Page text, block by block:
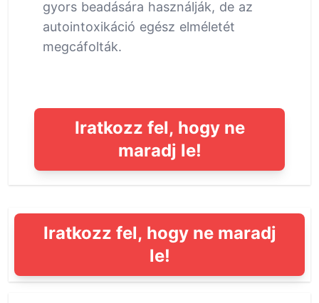
gyors beadására használják, de az
autointoxikáció egész elméletét
megcáfolták.
Iratkozz fel, hogy ne
maradj le!
Iratkozz fel, hogy ne maradj
le!